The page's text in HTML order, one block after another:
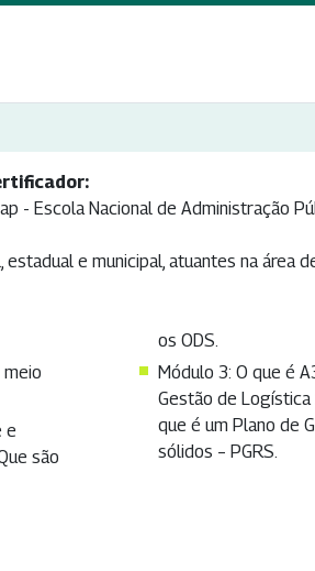
- Escola Nacional de Administração
e municipal, atuantes na área
e
são
os ODS.
Módulo 3: O que é
Gestão de Logística
que é um Plano de
sólidos – PGRS.